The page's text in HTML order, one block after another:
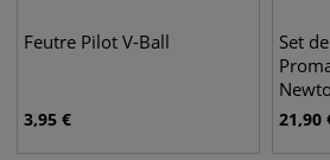
Feutre Pilot V-Ball
3,95 €
Set
21,90